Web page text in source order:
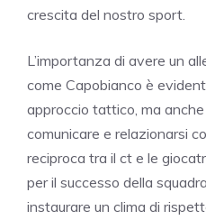
crescita del nostro sport.
L’importanza di avere un
come Capobianco è
approccio tattico, ma
comunicare e relazionarsi
reciproca tra il ct e le
per il successo della
instaurare un clima di